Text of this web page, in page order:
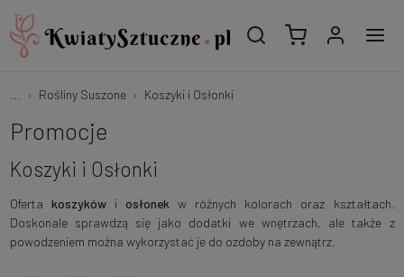
Rośliny Suszone Koszyki i Osłonki
Promocje
Koszyki i Osłonki
Oferta koszykówi osłonek w różnych kolorach oraz kształtach.
Doskonale sprawdzą się jako dodatki we wnętrzach, ale także z
powodzeniem można wykorzystać je do ozdoby na zewnątrz.